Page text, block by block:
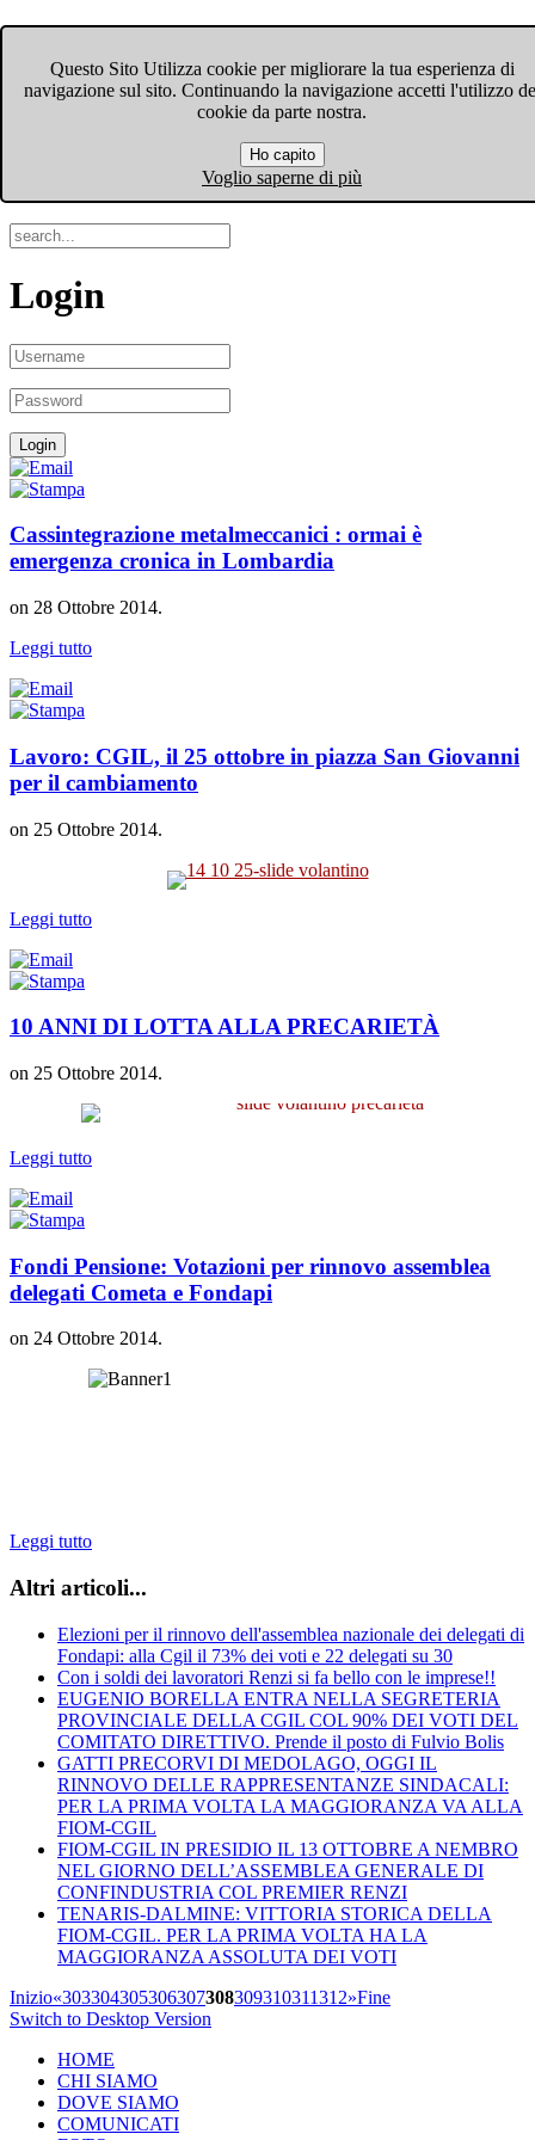
Questo Sito Utilizza cookie per migliorare la tua esperienza di
navigazione sul sito. Continuando la navigazione accetti l'utilizzo
cookie da parte nostra.
Ho capito
Voglio saperne di più
Menu
Login
Cassintegrazione metalmeccanici : ormai è
emergenza cronica in Lombardia
on 28 Ottobre 2014.
Leggi tutto
Lavoro: CGIL, il 25 ottobre in piazza San Giovanni
per il cambiamento
on 25 Ottobre 2014.
Leggi tutto
10 ANNI DI LOTTA ALLA PRECARIETÀ
on 25 Ottobre 2014.
Leggi tutto
Fondi Pensione: Votazioni per rinnovo assemblea
delegati Cometa e Fondapi
on 24 Ottobre 2014.
Leggi tutto
Altri articoli...
Elezioni per il rinnovo dell'assemblea nazionale dei delegati di
Fondapi: alla Cgil il 73% dei voti e 22 delegati su 30
Con i soldi dei lavoratori Renzi si fa bello con le imprese!!
EUGENIO BORELLA ENTRA NELLA SEGRETERIA
PROVINCIALE DELLA CGIL COL 90% DEI VOTI DEL
COMITATO DIRETTIVO. Prende il posto di Fulvio Bolis
GATTI PRECORVI DI MEDOLAGO, OGGI IL
RINNOVO DELLE RAPPRESENTANZE SINDACALI:
PER LA PRIMA VOLTA LA MAGGIORANZA VA ALLA
FIOM-CGIL
FIOM-CGIL IN PRESIDIO IL 13 OTTOBRE A NEMBRO
NEL GIORNO DELL’ASSEMBLEA GENERALE DI
CONFINDUSTRIA COL PREMIER RENZI
TENARIS-DALMINE: VITTORIA STORICA DELLA
FIOM-CGIL. PER LA PRIMA VOLTA HA LA
MAGGIORANZA ASSOLUTA DEI VOTI
Inizio«303304305306307308309310311312»Fine
Switch to Desktop Version
HOME
CHI SIAMO
DOVE SIAMO
COMUNICATI